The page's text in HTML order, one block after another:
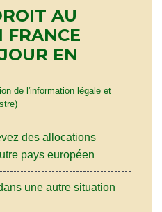
AU
FRANCE
EN
de l'information légale et
des allocations
pays européen
une autre situation